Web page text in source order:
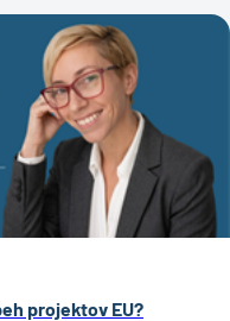
projektov EU?